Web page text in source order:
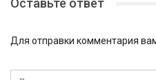
Оставьте ответ
Для отправки комментария